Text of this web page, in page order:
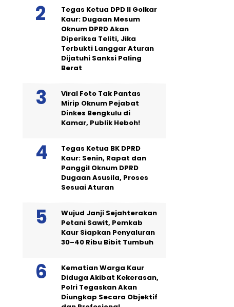
Tegas Ketua DPD II Golkar
Kaur: Dugaan Mesum
Oknum DPRD Akan
Diperiksa Teliti, Jika
Terbukti Langgar Aturan
Dijatuhi Sanksi Paling
Berat
Viral Foto Tak Pantas
Mirip Oknum Pejabat
Dinkes Bengkulu di
Kamar, Publik Heboh!
Tegas Ketua BK DPRD
Kaur: Senin, Rapat dan
Panggil Oknum DPRD
Dugaan Asusila, Proses
Sesuai Aturan
Wujud Janji Sejahterakan
Petani Sawit, Pemkab
Kaur Siapkan Penyaluran
30–40 Ribu Bibit Tumbuh
Kematian Warga Kaur
Diduga Akibat Kekerasan,
Polri Tegaskan Akan
Diungkap Secara Objektif